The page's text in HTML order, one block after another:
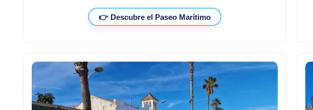
👉 Descubre el Paseo Marítimo